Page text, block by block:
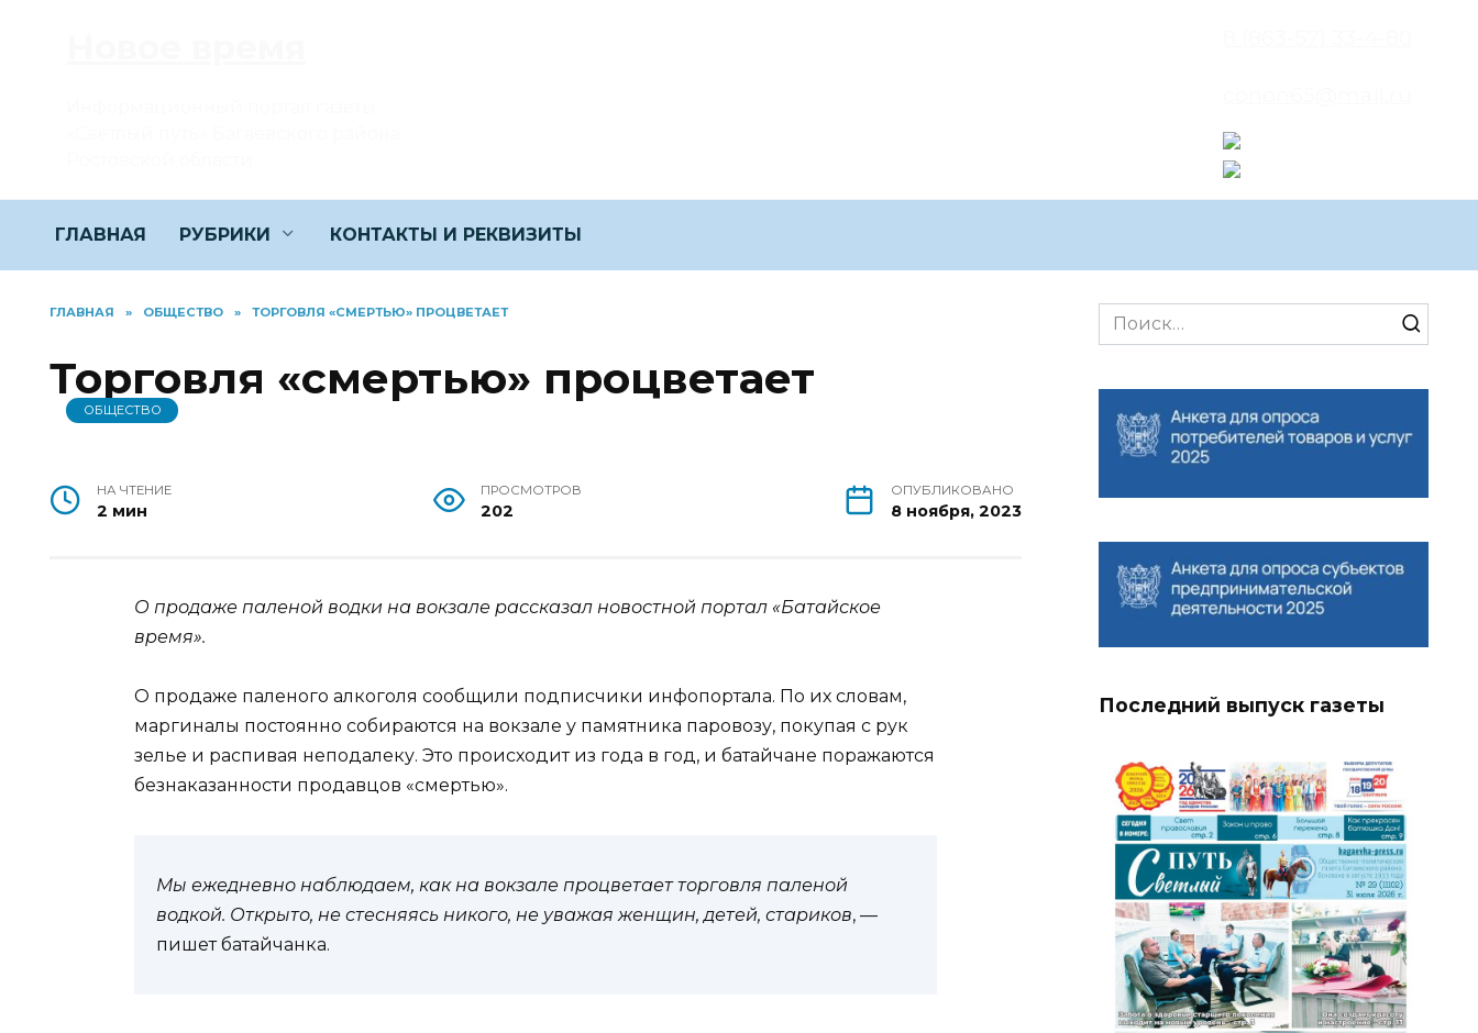
ГЛАВНАЯ РУБРИКИ КОНТАКТЫ И РЕКВИЗИТЫ
ГЛАВНАЯ » ОБЩЕСТВО » ТОРГОВЛЯ «СМЕРТЬЮ» ПРОЦВЕТАЕТ
Торговля «смертью» процветает
ОБЩЕСТВО
НА ЧТЕНИЕ
2 мин
ПРОСМОТРОВ
202
ОПУБЛИКОВАНО
8 ноября, 2023
О продаже паленой водки на вокзале рассказал новостной портал «Батайское
время».
О продаже паленого алкоголя сообщили подписчики инфопортала. По их словам,
маргиналы постоянно собираются на вокзале у памятника паровозу, покупая с рук
зелье и распивая неподалеку. Это происходит из года в год, и батайчане поражаются
безнаказанности продавцов «смертью».
Мы ежедневно наблюдаем, как на вокзале процветает торговля паленой
водкой. Открыто, не стесняясь никого, не уважая женщин, детей, стариков, —
пишет батайчанка.
Search
for:
Последний выпуск газеты